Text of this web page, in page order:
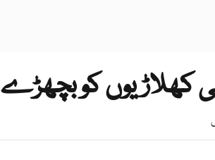
کھلاڑیوں کو بچھڑے